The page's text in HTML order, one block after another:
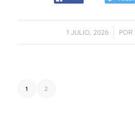
1 JULIO, 2026
/ POR
1 2